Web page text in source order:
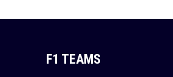
F1 TEAMS